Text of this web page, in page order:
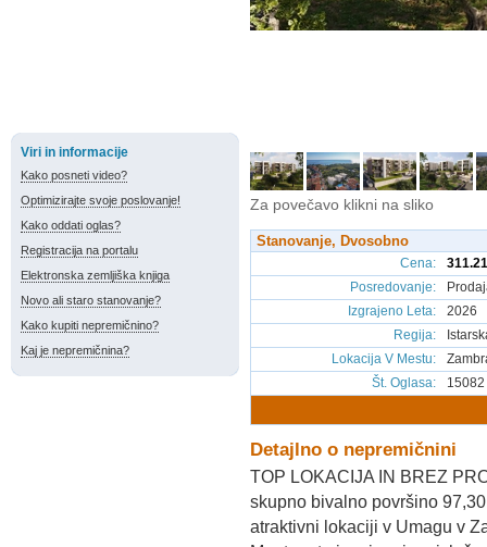
Viri in informacije
Kako posneti video?
Optimizirajte svoje poslovanje!
Kako oddati oglas?
Registracija na portalu
Elektronska zemljiška knjiga
Novo ali staro stanovanje?
Kako kupiti nepremičnino?
Kaj je nepremičnina?
Za povečavo klikni na sliko
Stanovanje, Dvosobno
Cena:
Posredovanje:
Izgrajeno Leta:
2026
Regija:
Lokacija V Mestu:
Št. Oglasa: 15082
Detajlno o nepremičnini
TOP LOKACIJA IN BREZ
skupno bivalno površino
atraktivni lokaciji v Umagu v